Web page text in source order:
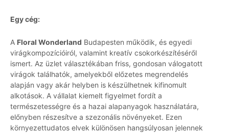
Egy cég:
A Floral Wonderland Budapesten működik, és egyedi
virágkompozícióiról, valamint kreatív csokorkészítéséről
ismert. Az üzlet választékában friss, gondosan válogatott
virágok találhatók, amelyekből előzetes megrendelés
alapján vagy akár helyben is készülhetnek kifinomult
alkotások. A vállalat kiemelt figyelmet fordít a
természetességre és a hazai alapanyagok használatára,
előnyben részesítve a szezonális növényeket. Ezen
környezettudatos elvek különösen hangsúlyosan jelennek